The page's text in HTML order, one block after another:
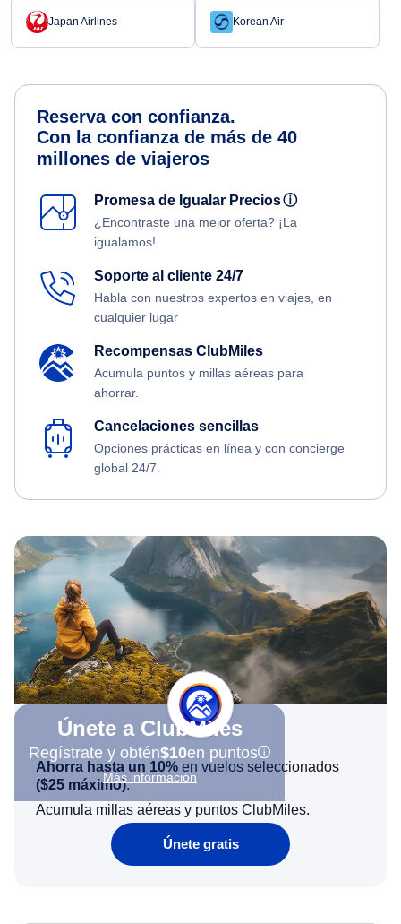
Japan Airlines Korean Air
Reserva con confianza.
Con la confianza de más de 40
millones de viajeros
Promesa de Igualar Preciosⓘ
¿Encontraste una mejor oferta? ¡La
igualamos!
Soporte al cliente 24/7
Habla con nuestros expertos en viajes, en
cualquier lugar
Recompensas ClubMiles
Acumula puntos y millas aéreas para
ahorrar.
Cancelaciones sencillas
Opciones prácticas en línea y con concierge
global 24/7.
Únete a ClubMiles
Regístrate y obtén$10en puntos
Más información
Ahorra hasta un 10% en vuelos seleccionados
($25 máximo).
Acumula millas aéreas y puntos ClubMiles.
Únete gratis